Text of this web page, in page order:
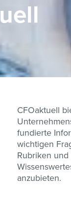
CFOaktuell
fundierte
wichtigen
Rubriken
anzubieten.